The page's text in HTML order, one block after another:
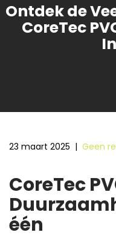
Ontdek de
CoreTec
23 maart 2025 | Geen
CoreTec
één